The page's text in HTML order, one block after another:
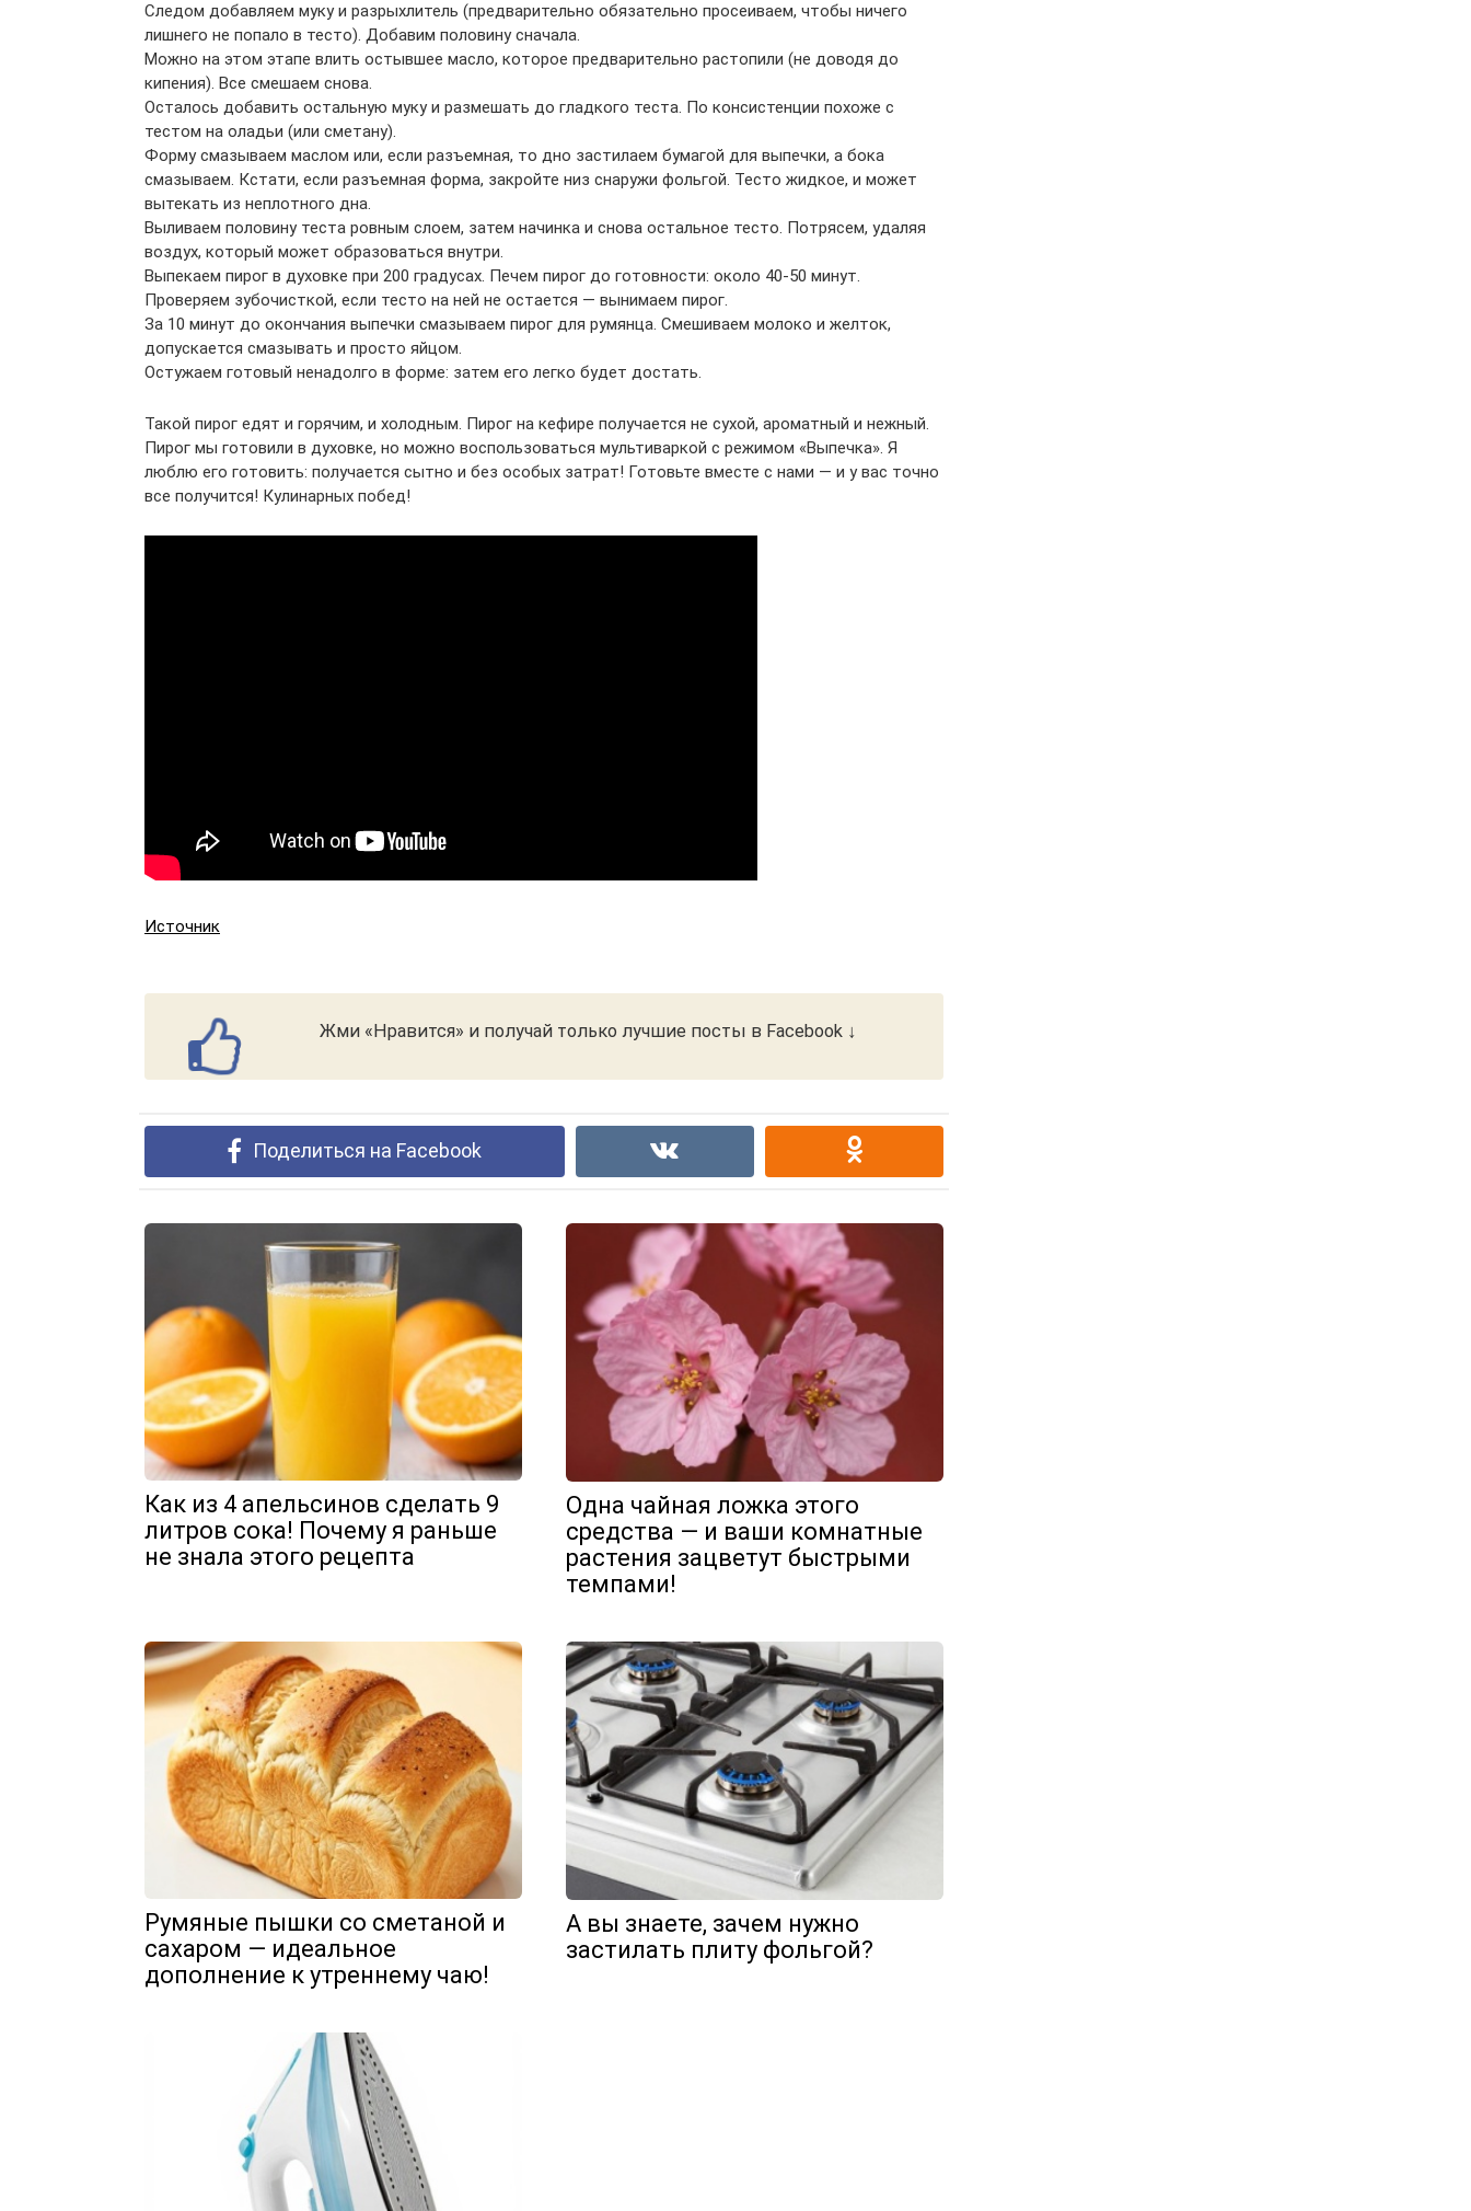
Следом добавляем муку и разрыхлитель (предварительно обязательно просеиваем, чтобы ничего
лишнего не попало в тесто). Добавим половину сначала.
Можно на этом этапе влить остывшее масло, которое предварительно растопили (не доводя до
кипения). Все смешаем снова.
Осталось добавить остальную муку и размешать до гладкого теста. По консистенции похоже с
тестом на оладьи (или сметану).
Форму смазываем маслом или, если разъемная, то дно застилаем бумагой для выпечки, а бока
смазываем. Кстати, если разъемная форма, закройте низ снаружи фольгой. Тесто жидкое, и может
вытекать из неплотного дна.
Выливаем половину теста ровным слоем, затем начинка и снова остальное тесто. Потрясем, удаляя
воздух, который может образоваться внутри.
Выпекаем пирог в духовке при 200 градусах. Печем пирог до готовности: около 40-50 минут.
Проверяем зубочисткой, если тесто на ней не остается — вынимаем пирог.
За 10 минут до окончания выпечки смазываем пирог для румянца. Смешиваем молоко и желток,
допускается смазывать и просто яйцом.
Остужаем готовый ненадолго в форме: затем его легко будет достать.
Такой пирог едят и горячим, и холодным. Пирог на кефире получается не сухой, ароматный и нежный.
Пирог мы готовили в духовке, но можно воспользоваться мультиваркой с режимом «Выпечка». Я
люблю его готовить: получается сытно и без особых затрат! Готовьте вместе с нами — и у вас точно
все получится! Кулинарных побед!
Источник
Жми «Нравится» и получай только лучшие посты в Facebook ↓
Поделиться на Facebook
Как из 4 апельсинов сделать 9
литров сока! Почему я раньше
не знала этого рецепта
Одна чайная ложка этого
средства — и ваши комнатные
растения зацветут быстрыми
темпами!
Румяные пышки со сметаной и
сахаром — идеальное
дополнение к утреннему чаю!
А вы знаете, зачем нужно
застилать плиту фольгой?